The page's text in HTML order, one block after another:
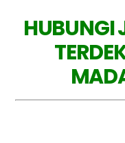
HUBUNGI